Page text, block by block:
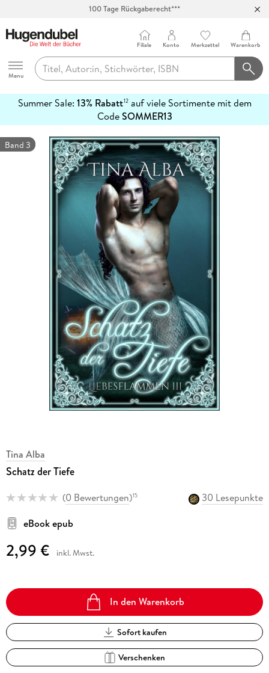
100 Tage Rückgaberecht***
Hugendubel
Menu
Filiale Konto Merkzettel Warenkorb
Summer Sale: 13% Rabatt12auf viele Sortimente mit dem
CodeSOMMER13
erfahren
Band 3
Tina Alba
Schatz der Tiefe
(0 Bewertungen)15
30 Lesepunkte
eBook epub
2,99 € inkl. Mwst.
In den Warenkorb
Sofort kaufen
Verschenken